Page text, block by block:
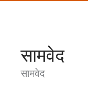
सामवेद
सामवेद